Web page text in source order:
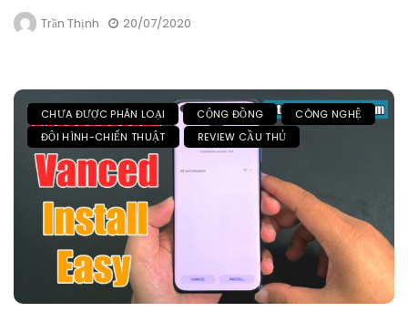
Trần Thịnh 20/07/2020
CHƯA ĐƯỢC PHÂN LOẠI CỘNG ĐỒNG
CÔNG NGHỆ
ĐỘI HÌNH-CHIẾN THUẬT
REVIEW CẦU THỦ